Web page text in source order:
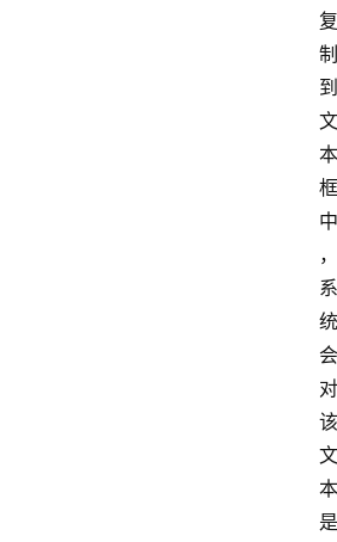
复
制
到
文
本
框
中
，
系
统
会
对
该
文
本
是